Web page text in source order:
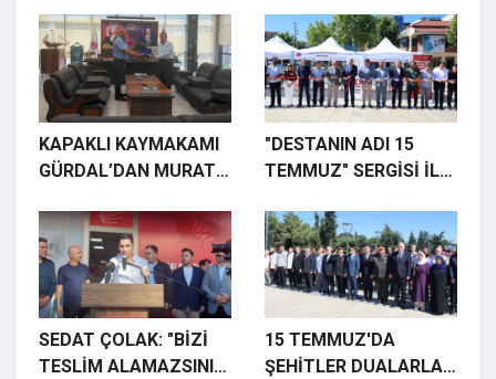
GURURUDUR”
GÜÇLÜYSE ERGENE
GÜÇLÜDÜR”
KAPAKLI KAYMAKAMI
GÜRDAL’DAN MURAT
"DESTANIN ADI 15
TEMMUZ" SERGİSİ İLGİ
SEDAT ÇOLAK: "BİZİ
TESLİM ALAMAZSINIZ,
15 TEMMUZ'DA
ŞEHİTLER DUALARLA